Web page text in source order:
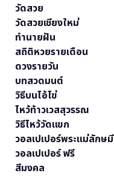
วัดสวย
วัดสวยเชียงใหม่
ทำนายฝัน
สถิติหวยรายเดือน
ดวงรายวัน
บทสวดมนต์
วิธีบนไอ้ไข่
ไหว้ท้าวเวสสุวรรณ
วิธีไหว้วัดแขก
วอลเปเปอร์พระแม่ลักษมี
วอลเปเปอร์ ฟรี
สีมงคล